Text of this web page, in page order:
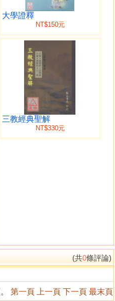
大學證釋
NT$150元
三教經典聖解
NT$330元
(共0條評論)
第一頁 上一頁 下一頁 最末頁